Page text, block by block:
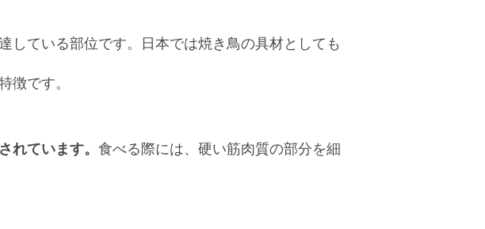
している部位です。日本では焼き鳥の具材としても
徴です。
れています。 食べる際には、硬い筋肉質の部分を細